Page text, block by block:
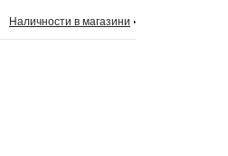
Наличности в магазини